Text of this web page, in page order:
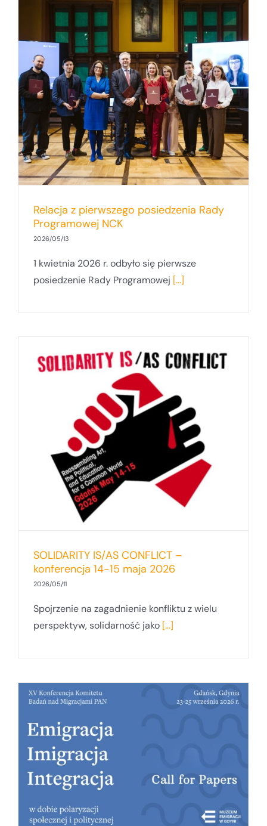
Relacja z pierwszego posiedzenia Rady
Programowej NCK
2026/05/13
1 kwietnia 2026 r. odbyło się pierwsze
posiedzenie Rady Programowej [...]
SOLIDARITY IS/AS CONFLICT –
konferencja 14-15 maja 2026
2026/05/11
Spojrzenie na zagadnienie konfliktu z wielu
perspektyw, solidarność jako [...]